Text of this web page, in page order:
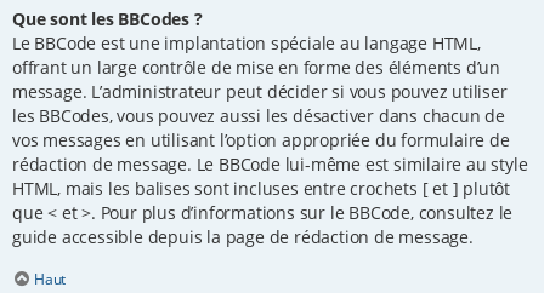
Que sont les BBCodes ?
Le BBCode est une implantation spéciale au langage HTML,
offrant un large contrôle de mise en forme des éléments d’un
message. L’administrateur peut décider si vous pouvez utiliser
les BBCodes, vous pouvez aussi les désactiver dans chacun de
vos messages en utilisant l’option appropriée du formulaire de
rédaction de message. Le BBCode lui-même est similaire au style
HTML, mais les balises sont incluses entre crochets [ et ] plutôt
que < et >. Pour plus d’informations sur le BBCode, consultez le
guide accessible depuis la page de rédaction de message.
Haut